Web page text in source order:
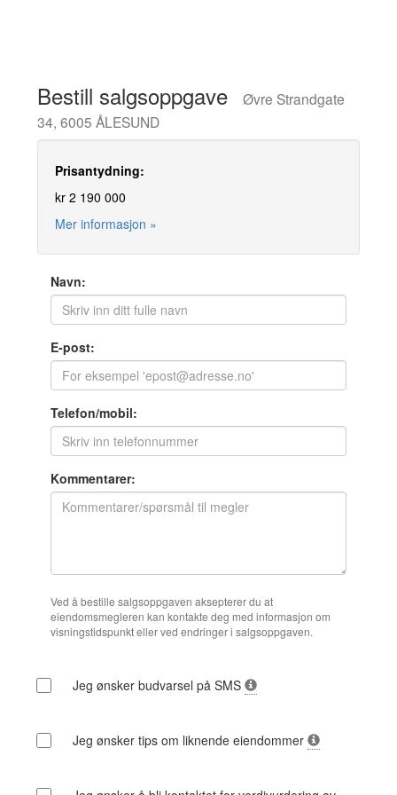
Bestill salgsoppgave
Øvre Strandgate
34, 6005 ÅLESUND
Prisantydning:
kr 2 190 000
Mer informasjon »
Navn:
E-post:
Telefon/mobil:
Kommentarer:
Ved å bestille salgsoppgaven aksepterer du at
eiendomsmegleren kan kontakte deg med informasjon om
visningstidspunkt eller ved endringer i salgsoppgaven.
Jeg ønsker budvarsel på SMS
Jeg ønsker tips om liknende eiendommer